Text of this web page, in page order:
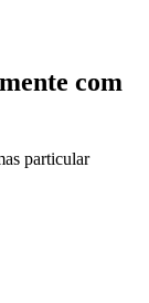
com
particular